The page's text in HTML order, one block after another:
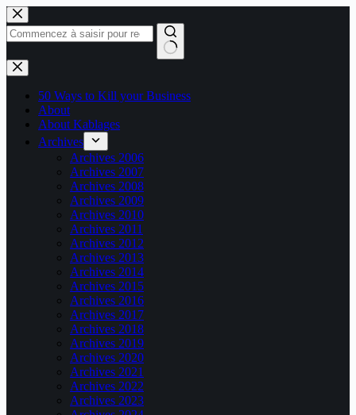
Passer
au
contenu
Aucun
résultat
50 Ways to Kill your Business
About
About Kablages
Archives
Archives 2006
Archives 2007
Archives 2008
Archives 2009
Archives 2010
Archives 2011
Archives 2012
Archives 2013
Archives 2014
Archives 2015
Archives 2016
Archives 2017
Archives 2018
Archives 2019
Archives 2020
Archives 2021
Archives 2022
Archives 2023